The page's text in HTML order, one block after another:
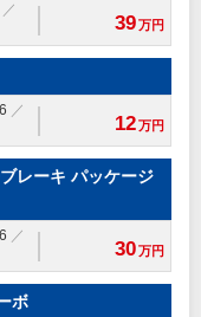
39万円
12万円
レーキ パッケージ
30万円
ボ